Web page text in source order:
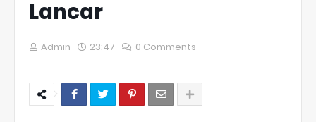
Lancar
Admin 23:47 0 Comments